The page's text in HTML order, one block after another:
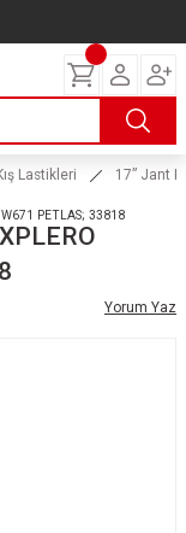
Lastikleri 17” Jant
Yorum Yaz